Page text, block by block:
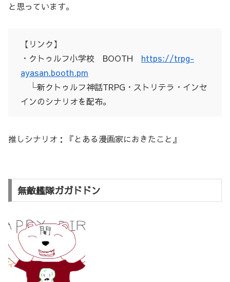
と思っています。
【リンク】
・クトゥルフ小学校 BOOTH https://trpg-
ayasan.booth.pm
└新クトゥルフ神話TRPG・ストリテラ・インセ
インのシナリオを配布。
推しシナリオ：『とある漫画家におきたこと』
無敵艦隊ガガドドン